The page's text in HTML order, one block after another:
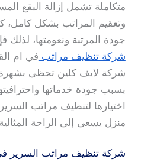
متكاملة تشمل إزالة البقع
وتعقيم المراتب بشكل
جودة المرتبة ونعومتها، لذلك
شركة تنظيف مراتب في ام
شركة لايف كلين تحظى
بسبب جودة خدماتها
اختيارها لتنظيف مراتب
منزل يسعى إلى الراحة
شركة تنظيف مراتب السرير